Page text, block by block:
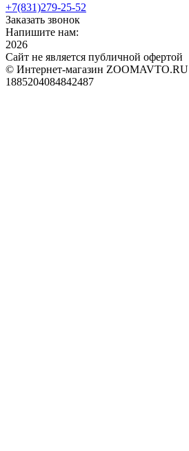
+7(831)279-25-52
Заказать звонок
Напишите нам:
2026
Сайт не является публичной офертой
© Интернет-магазин ZOOMAVTO.RU
1885204084842487